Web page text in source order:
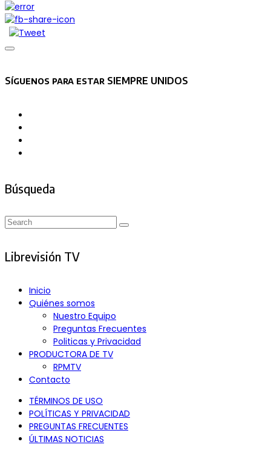
Asides
Síguenos para estar SIEMPRE UNIDOS
Búsqueda
Search
Search
Librevisión TV
Inicio
Quiénes somos
Nuestro Equipo
Preguntas Frecuentes
Politicas y Privacidad
PRODUCTORA DE TV
RPMTV
Contacto
TÉRMINOS DE USO
POLÍTICAS Y PRIVACIDAD
PREGUNTAS FRECUENTES
ÚLTIMAS NOTICIAS